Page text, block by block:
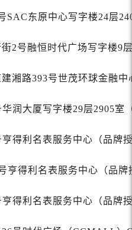
塔区中央大街萧邦售后服务中
隆台区石油大街萧邦售后服务
州区南马路萧邦售后服务中
前区市府路与渤海大街交叉
河区中街路137号亨得利名表
河区中街路83号亨得利名表
国门外大街甲6号华熙国际中
长安街1号王府井东方广场
秀区朝阳北大街北国先天下
拉善盟市左旗土尔扈特大街
彦淖尔市临河区新华街萧邦
头市青山区幸福路甲3号王府
峰市红山区哈达街萧邦售后服
SAC东原中心写字楼24层
2号融恒时代广场写字楼9
湘路393号世茂环球金融
润大厦写字楼29层2905室
得利名表服务中心（品牌
亨得利名表服务中心（品
得利名表服务中心（品牌